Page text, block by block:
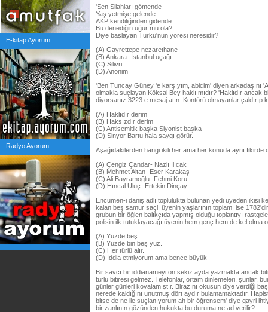
E-kitap Ayorum
Radyo Ayorum
'Sen Silahları gömende
Yaş yetmişe gelende
AKP kendiliğinden gidende
Bu denediğin uğur mu ola?
Diye başlayan Türkü'nün yöresi neresidir?
(A) Gayrettepe nezarethane
(B) Ankara- İstanbul uçağı
(C) Silivri
(D) Anonim
'Ben Tuncay Güney 'e karşıyım, abicim' diyen arkadaşını
olmakla suçlayan Köksal Bey haklı mıdır? 'Haklıdır ancak
diyorsanız 3223 e mesaj atın. Kontörü olmayanlar çaldırıp
(A) Haklıdır derim
(B) Haksızdır derim
(C) Antisemitik başka Siyonist başka
(D) Sinyor Bartu hala saygı görür.
Aşağıdakilerden hangi ikili her ama her konuda aynı fikirde
(A) Çengiz Çandar- Nazlı Ilıcak
(B) Mehmet Altan- Eser Karakaş
(C) Ali Bayramoğlu- Fehmi Koru
(D) Hıncal Uluç- Ertekin Dinçay
Encümen-i daniş adlı toplulukta bulunan yedi üyeden ikisi
kalan beş samur saçlı üyenin yaşlarının toplamı ise
grubun bir öğlen balıkçıda yapmış olduğu toplantıyı
polisin ilk tutuklayacağı üyenin hem genç hem de kel olma
(A) Yüzde beş
(B) Yüzde bin beş yüz.
(C) Her türlü alır.
(D) İddia etmiyorum ama bence büyük
Bir savcı bir iddianameyi on sekiz ayda yazmakta ancak
türlü bitiresi gelmez. Telefonlar, ortam dinlemeleri, şunlar,
günler günleri kovalamıştır. Birazını okusun diye verdiği
nerede kaldığını unutmuş dört aydır bulamamaktadır.
bitse de ne ile suçlanıyorum ah bir öğrensem' diye gayri
bir zanlının gözünden hukukta bu duruma ne ad verilir?